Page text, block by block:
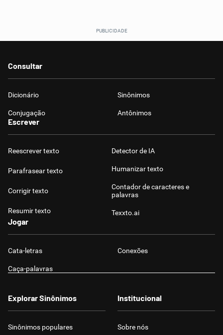
Consultar
Dicionário Sinônimos
Conjugação Antônimos
Escrever
Reescrever texto
Parafrasear texto
Corrigir texto
Resumir texto
Detector de IA
Humanizar texto
Contador de caracteres e
palavras
Texxto.ai
Jogar
Cata-letras Conexões
Caça-palavras
Explorar Sinônimos
Sinônimos populares
Institucional
Sobre nós